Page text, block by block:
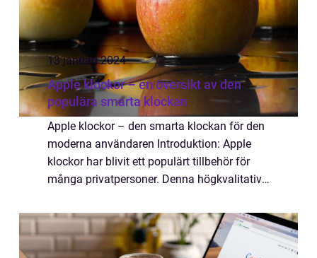
13 januari 2024
Apple klockor – en översikt av den
populära smarta klockan
Apple klockor – den smarta klockan för den
moderna användaren Introduktion: Apple
klockor har blivit ett populärt tillbehör för
många privatpersoner. Denna högkvalitativa
klockor och dess olika aspekt...